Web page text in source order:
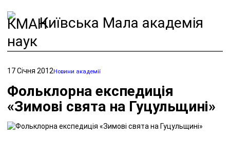
Київська Мала академія
наук
17 Січня 2012Новини академії
Фольклорна експедиція
«Зимові свята на Гуцульщині»